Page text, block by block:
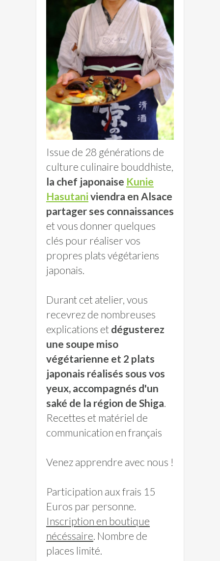
Issue de 28 générations de
culture culinaire bouddhiste,
la chef japonaise Kunie
Hasutani viendra en Alsace
partager ses connaissances
et vous donner quelques
clés pour réaliser vos
propres plats végétariens
japonais.
Durant cet atelier, vous
recevrez de nombreuses
explications et dégusterez
une soupe miso
végétarienne et 2 plats
japonais réalisés sous vos
yeux, accompagnés d'un
saké de la région de Shiga
Recettes et matériel de
communication en français
Venez apprendre avec nous !
Participation aux frais 15
Euros par personne.
Inscription en boutique
nécéssaire . Nombre de
places limité.